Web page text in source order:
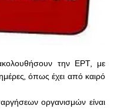
την ΕΡΤ, με
όπως έχει από καιρό
οργανισμών είναι